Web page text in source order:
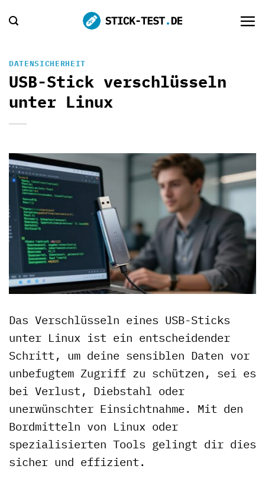
Inhalt
DATENSICHERHEIT
USB-Stick verschlüsseln
unter Linux
Das Verschlüsseln eines USB-Sticks
unter Linux ist ein entscheidender
Schritt, um deine sensiblen Daten vor
unbefugtem Zugriff zu schützen, sei es
bei Verlust, Diebstahl oder
unerwünschter Einsichtnahme. Mit den
Bordmitteln von Linux oder
spezialisierten Tools gelingt dir dies
sicher und effizient.